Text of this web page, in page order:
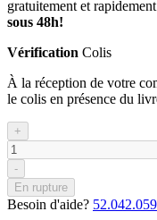
gratuitement et
sous 48h!
Vérification Colis
À la réception de votre
le colis en présence du
+
-
En rupture
Besoin d'aide? 52.042.059